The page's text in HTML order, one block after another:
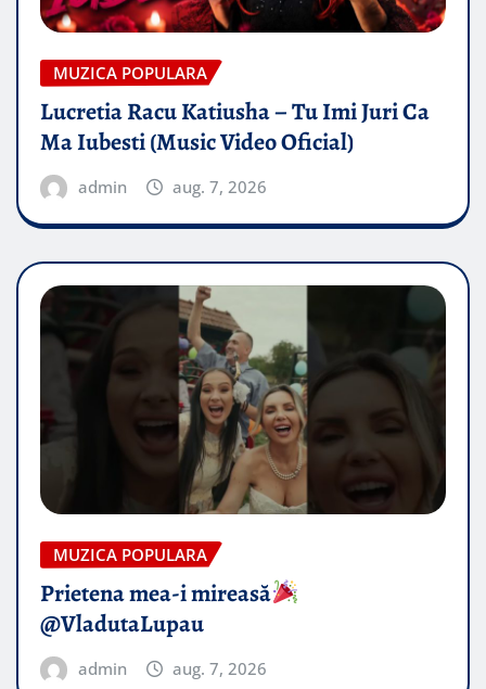
MUZICA POPULARA
Lucretia Racu Katiusha – Tu Imi Juri Ca
Ma Iubesti (Music Video Oficial)
admin aug. 7, 2026
MUZICA POPULARA
Prietena mea-i mireasă​
@VladutaLupau
admin aug. 7, 2026